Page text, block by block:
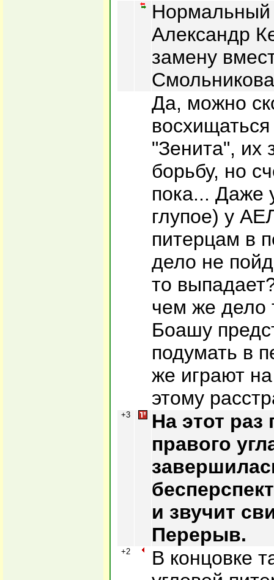
Нормальный
Александр
замену
Да, можно
"Зенита", их
борьбу, но
пока... Даже
глупое) у
питерцам в
дело не
то
чем же дело
Боашу
подумать в
же играют
этому
+3
На этот
правого
и звучит
Перерыв.
+2
В концовке